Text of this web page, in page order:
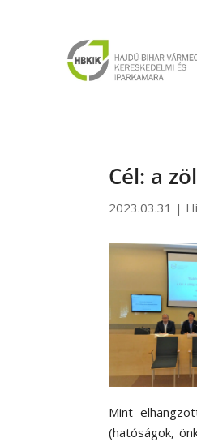
Cél: a
2023.03.31 |
Mint
(hatóságok,